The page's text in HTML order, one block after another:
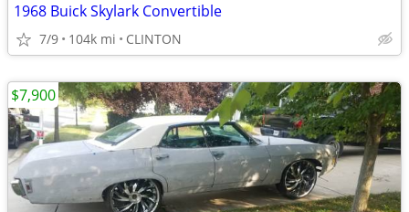
1968 Buick Skylark Convertible
7/9 104k mi CLINTON
$7,900